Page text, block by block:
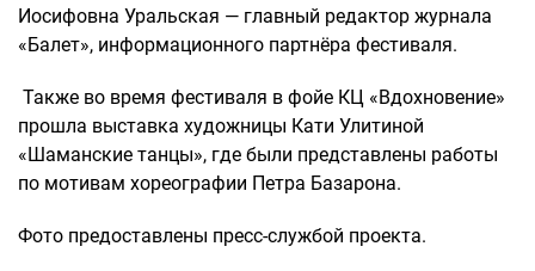
Иосифовна Уральская — главный редактор журнала
«Балет», информационного партнёра фестиваля.
Также во время фестиваля в фойе КЦ «Вдохновение»
прошла выставка художницы Кати Улитиной
«Шаманские танцы», где были представлены работы
по мотивам хореографии Петра Базарона.
Фото предоставлены пресс-службой проекта.